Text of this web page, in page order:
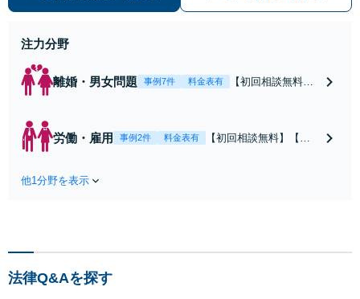
注力分野
離婚・男女問題 事例7件 料金表有
【初回相談無料】
付】【不当要求事
労働・雇用 事例2件 料金表有
【初回相談無料】【電
た経験を活かした具体
他1分野を表示
法律Q&Aを探す